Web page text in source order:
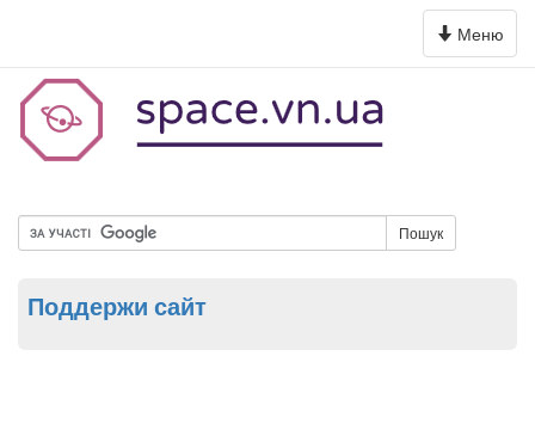
Toggle
navigation
Меню
Пошук
Поддержи сайт